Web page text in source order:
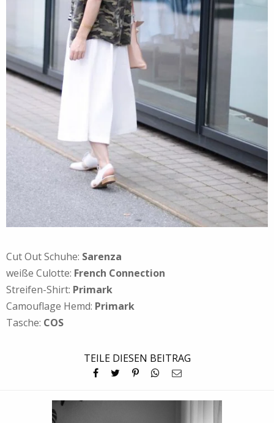
Cut Out Schuhe: Sarenza
weiße Culotte: French Connection
Streifen-Shirt: Primark
Camouflage Hemd: Primark
Tasche: COS
TEILE DIESEN BEITRAG